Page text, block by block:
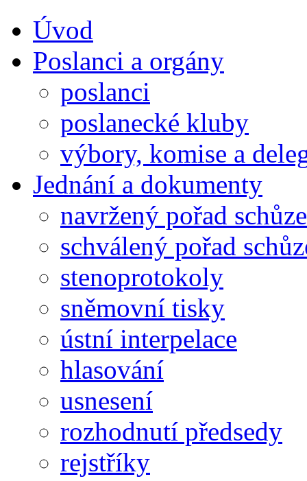
Úvod
Poslanci a orgány
poslanci
poslanecké kluby
výbory, komise a
Jednání a dokumenty
navržený pořad schůze
schválený pořad
stenoprotokoly
sněmovní tisky
ústní interpelace
hlasování
usnesení
rozhodnutí předsedy
rejstříky